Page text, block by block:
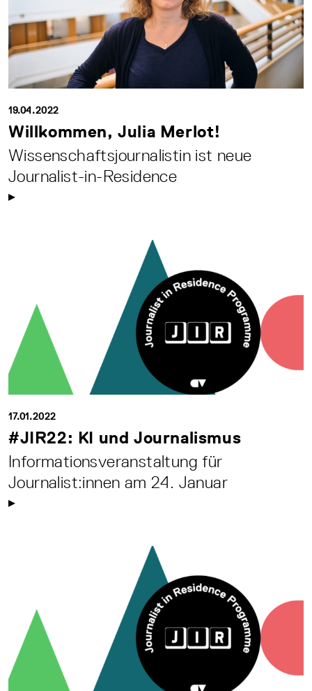
19.04.2022
Willkommen, Julia Merlot!
Wissenschaftsjournalistin ist neue
Journalist-in-Residence
17.01.2022
#JIR22: KI und Journalismus
Informationsveranstaltung für
Journalist:innen am 24. Januar